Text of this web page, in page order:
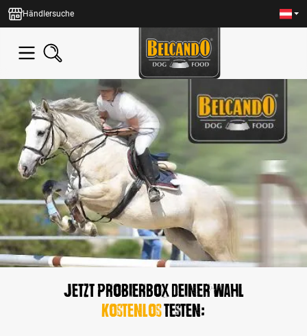
springen
Händlersuche
Jetzt Probierbox Deiner Wahl
kostenlostesten: